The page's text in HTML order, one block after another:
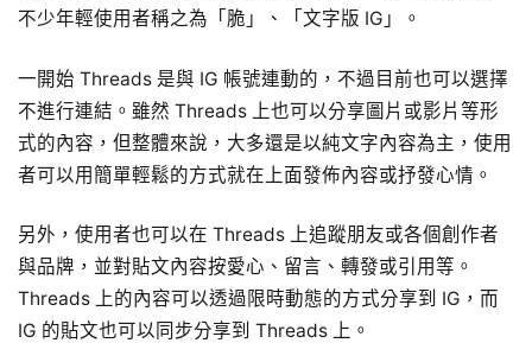
不少年輕使用者稱之為「脆」、「文字版 IG」。
一開始 Threads 是與 IG 帳號連動的，不過目前也可以選擇
不進行連結。雖然 Threads 上也可以分享圖片或影片等形
式的內容，但整體來說，大多還是以純文字內容為主，使用
者可以用簡單輕鬆的方式就在上面發佈內容或抒發心情。
另外，使用者也可以在 Threads 上追蹤朋友或各個創作者
與品牌，並對貼文內容按愛心、留言、轉發或引用等。
Threads 上的內容可以透過限時動態的方式分享到 IG，而
IG 的貼文也可以同步分享到 Threads 上。